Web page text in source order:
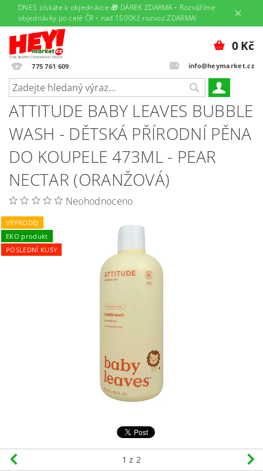
DNES získáte k objednávce 🎁 DÁREK ZDARMA • Rozvážíme
objednávky po celé ČR • nad 1500Kč rozvoz ZDARMA!
775 761 609 info@heymarket.cz
0 Kč
ATTITUDE BABY LEAVES BUBBLE
WASH - DĚTSKÁ PŘÍRODNÍ PĚNA
DO KOUPELE 473ML - PEAR
NECTAR (ORANŽOVÁ)
Neohodnoceno
VÝPRODEJ
EKO produkt
POSLEDNÍ KUSY
1 z 2